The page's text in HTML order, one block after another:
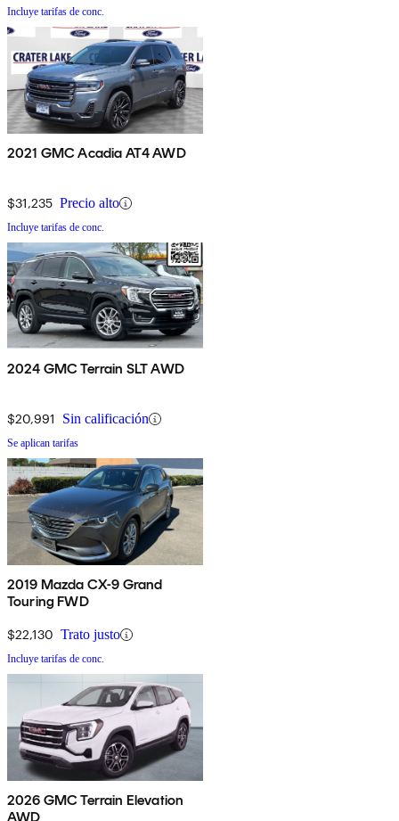
Incluye tarifas de conc.
2021 GMC Acadia AT4 AWD
$31,235 Precio alto
Incluye tarifas de conc.
2024 GMC Terrain SLT AWD
$20,991 Sin calificación
Se aplican tarifas
2019 Mazda CX-9 Grand
Touring FWD
$22,130 Trato justo
Incluye tarifas de conc.
2026 GMC Terrain Elevation
AWD